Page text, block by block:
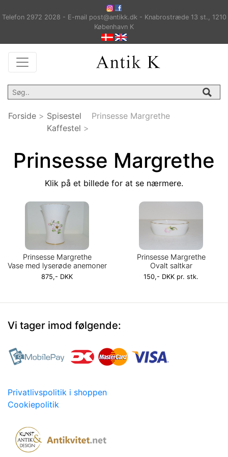
Telefon 2972 2028 - E-mail post@antikk.dk - Knabrostræde 13 st., 1210
København K
Forside > Spisestel
Kaffestel >
Prinsesse Margrethe
Prinsesse Margrethe
Klik på et billede for at se nærmere.
Prinsesse Margrethe
Vase med lyserøde anemoner
875,- DKK
Prinsesse Margrethe
Ovalt saltkar
150,- DKK pr. stk.
Vi tager imod følgende:
Privatlivspolitik i shoppen
Cookiepolitik